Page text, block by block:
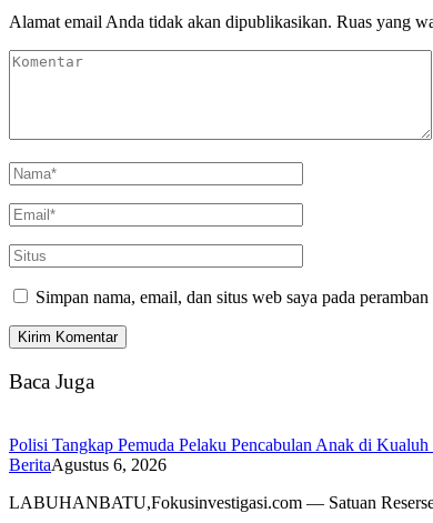
Alamat email Anda tidak akan dipublikasikan. Ruas yang
Simpan nama, email, dan situs web saya pada
Baca Juga
Polisi Tangkap Pemuda Pelaku Pencabulan Anak di
BeritaAgustus 6, 2026
LABUHANBATU,Fokusinvestigasi.com — Satuan